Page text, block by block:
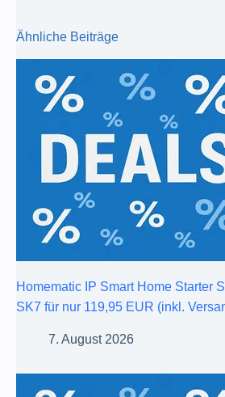
Ähnliche Beiträge
Homematic IP Smart Home Starter
SK7 für nur 119,95 EUR (inkl.
7. August 2026